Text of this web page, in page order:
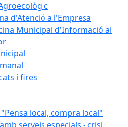
d'Atenció a l'Empresa
Municipal d'Informació al
i fires
local, compra local"
serveis especials - crisi